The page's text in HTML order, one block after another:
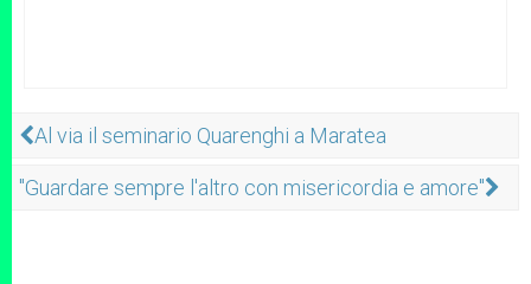
Al via il seminario Quarenghi a Maratea
"Guardare sempre l'altro con misericordia e amore"